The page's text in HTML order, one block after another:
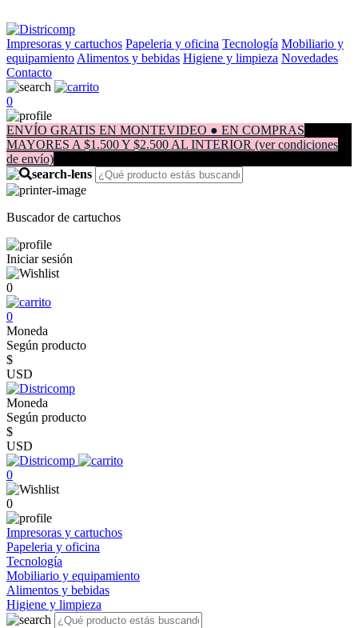
Impresoras y cartuchos Papeleria y oficina Tecnología Mobiliario y
equipamiento Alimentos y bebidas Higiene y limpieza Novedades
Contacto
0
ENVÍO GRATIS EN MONTEVIDEO ● EN COMPRAS
MAYORES A $1.500 Y $2.500 AL INTERIOR (ver condiciones
de envío)
Buscador de cartuchos
Iniciar sesión
0
0
Moneda
Según producto
$
USD
Moneda
Según producto
$
USD
0
0
Impresoras y cartuchos
Papeleria y oficina
Tecnología
Mobiliario y equipamiento
Alimentos y bebidas
Higiene y limpieza